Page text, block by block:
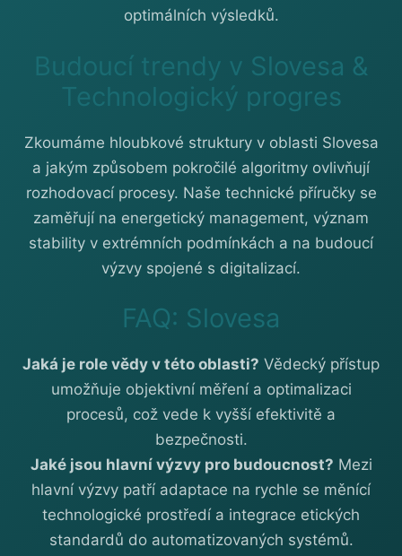
optimálních výsledků.
Budoucí trendy v Slovesa &
Technologický progres
Zkoumáme hloubkové struktury v oblasti Slovesa
a jakým způsobem pokročilé algoritmy ovlivňují
rozhodovací procesy. Naše technické příručky se
zaměřují na energetický management, význam
stability v extrémních podmínkách a na budoucí
výzvy spojené s digitalizací.
FAQ: Slovesa
Jaká je role vědy v této oblasti? Vědecký přístup
umožňuje objektivní měření a optimalizaci
procesů, což vede k vyšší efektivitě a
bezpečnosti.
Jaké jsou hlavní výzvy pro budoucnost? Mezi
hlavní výzvy patří adaptace na rychle se měnící
technologické prostředí a integrace etických
standardů do automatizovaných systémů.